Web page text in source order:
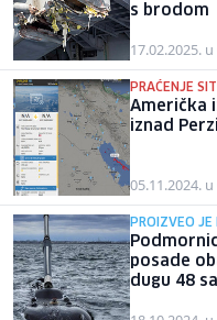
s brodom
17.02.2025.
PRAĆENJE
Američka
iznad
05.11.2024.
PROIZVEO JE
posade
dugu 48